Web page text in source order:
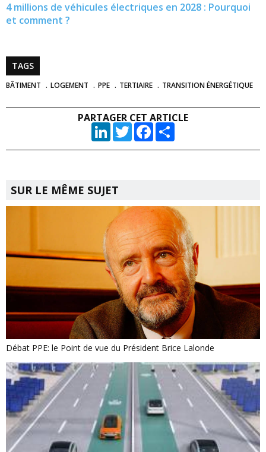
4 millions de véhicules électriques en 2028 : Pourquoi
et comment ?
TAGS
BÂTIMENT LOGEMENT PPE TERTIAIRE TRANSITION ÉNERGÉTIQUE
PARTAGER CET ARTICLE
LinkedInTwitterFacebook
SUR LE MÊME SUJET
Débat PPE: le Point de vue du Président Brice Lalonde